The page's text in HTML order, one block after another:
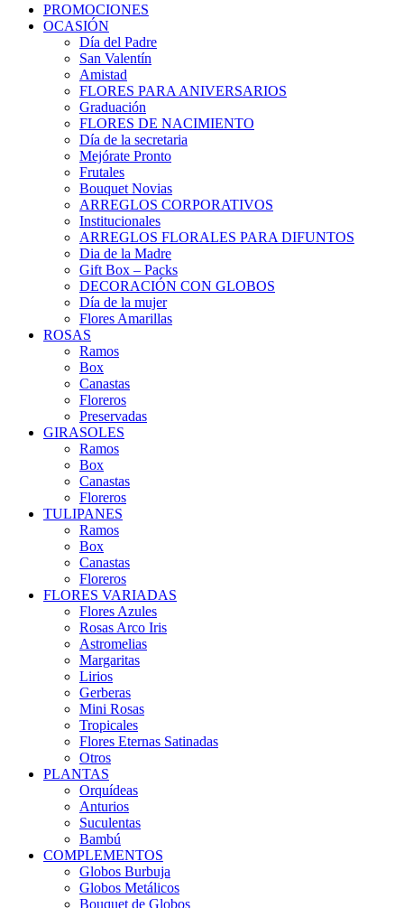
PROMOCIONES
OCASIÓN
Día del Padre
San Valentín
Amistad
FLORES PARA ANIVERSARIOS
Graduación
FLORES DE NACIMIENTO
Día de la secretaria
Mejórate Pronto
Frutales
Bouquet Novias
ARREGLOS CORPORATIVOS
Institucionales
ARREGLOS FLORALES PARA DIFUNTOS
Dia de la Madre
Gift Box – Packs
DECORACIÓN CON GLOBOS
Día de la mujer
Flores Amarillas
ROSAS
Ramos
Box
Canastas
Floreros
Preservadas
GIRASOLES
Ramos
Box
Canastas
Floreros
TULIPANES
Ramos
Box
Canastas
Floreros
FLORES VARIADAS
Flores Azules
Rosas Arco Iris
Astromelias
Margaritas
Lirios
Gerberas
Mini Rosas
Tropicales
Flores Eternas Satinadas
Otros
PLANTAS
Orquídeas
Anturios
Suculentas
Bambú
COMPLEMENTOS
Globos Burbuja
Globos Metálicos
Bouquet de Globos